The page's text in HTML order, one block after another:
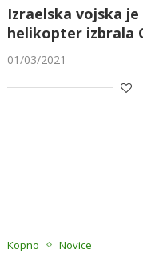
Izraelska vojska
helikopter izbrala
01/03/2021
Kopno Novice